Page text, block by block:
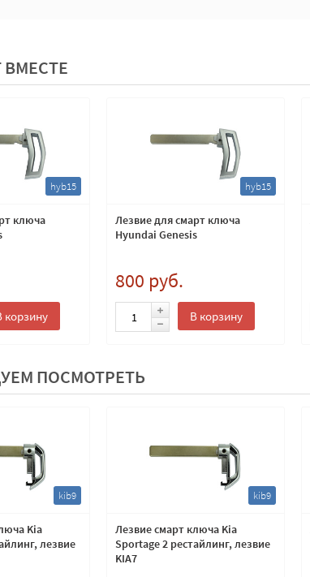
hyb15
ключа
корзину
hyb15
Лезвие для смарт ключа
Hyundai Genesis
800 руб.
В корзину
ПОСМОТРЕТЬ
kib9
Kia
лезвие
kib9
Лезвие смарт ключа Kia
Sportage 2 рестайлинг, лезвие
KIA7